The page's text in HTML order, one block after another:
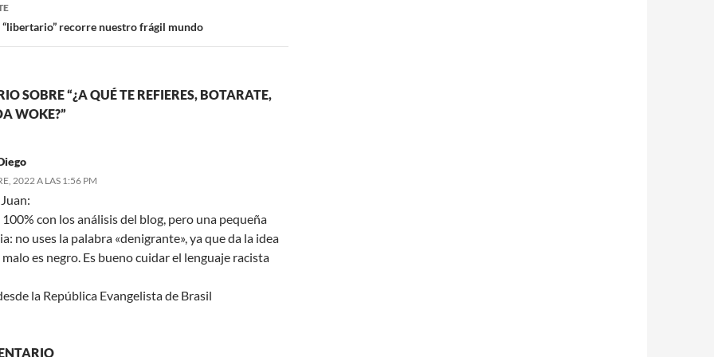
recorre nuestro frágil mundo
SOBRE “¿A QUÉ TE REFIERES, BOTARATE,
WOKE?”
2022 A LAS 1:56 PM
con los análisis del blog, pero una pequeña
no uses la palabra «denigrante», ya que da la idea
es negro. Es bueno cuidar el lenguaje racista
la República Evangelista de Brasil